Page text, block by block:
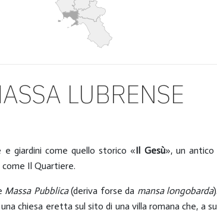
LUBRENSE
e giardini come quello storico «Il Gesù», un antico
Il Quartiere.
Massa Pubblica(deriva forse da mansa longobarda
chiesa eretta sul sito di una villa romana che, a